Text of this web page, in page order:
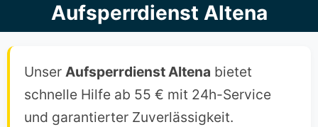
Aufsperrdienst Altena
Unser Aufsperrdienst Altena bietet
schnelle Hilfe ab 55 € mit 24h-Service
und garantierter Zuverlässigkeit.